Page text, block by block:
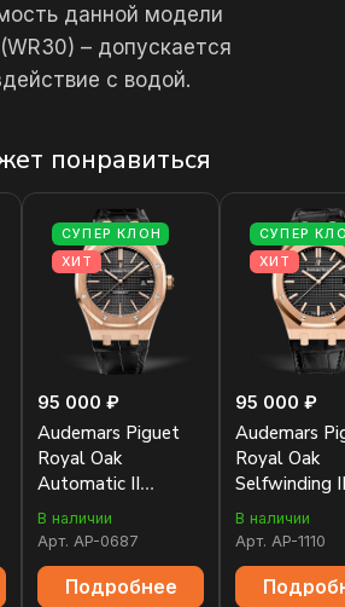
данной модели
– допускается
с водой.
понравиться
СУПЕР КЛОН
ХИТ
95 000 ₽
Audemars Piguet
Royal Oak
Automatic II
15400OR.OO.D002CR.01
В наличии
Арт. AP-0687
Подробнее
СУПЕР
ХИТ
95 000 ₽
Audemars
Royal Oak
Selfwinding II
В наличии
Арт. AP-1110